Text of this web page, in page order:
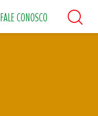
FALE CONOSCO